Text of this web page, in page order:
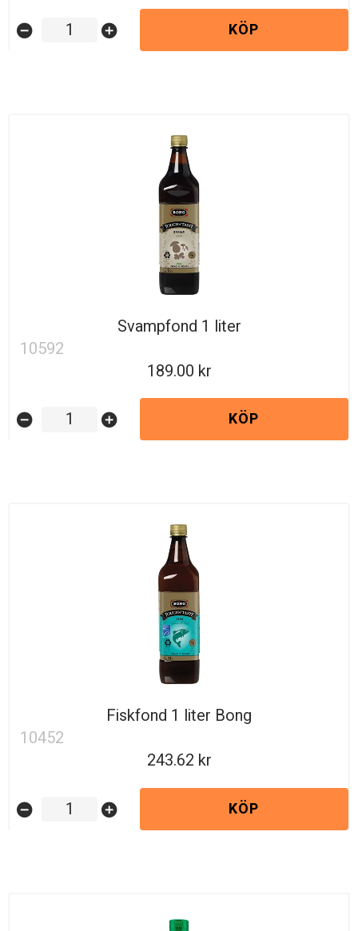
remove_circle add_circle KÖP
Svampfond 1 liter
10592
189.00
remove_circle add_circle KÖP
Fiskfond 1 liter Bong
10452
243.62
remove_circle add_circle KÖP